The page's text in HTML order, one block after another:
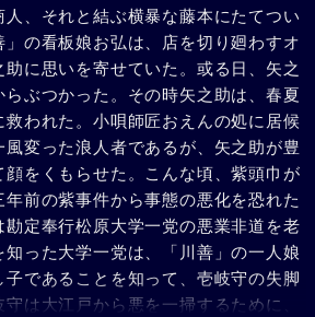
、それと結ぶ横暴な藤本にたてつい
の看板娘お弘は、店を切り廻わすオ
に思いを寄せていた。或る日、矢之
ぶつかった。その時矢之助は、春夏
われた。小唄師匠おえんの処に居候
風変った浪人者であるが、矢之助が豊
をくもらせた。こんな頃、紫頭巾が
前の紫事件から事態の悪化を恐れた
勘定奉行松原大学一党の悪業非道を老
った大学一党は、「川善」の一人娘
であることを知って、壱岐守の失脚
は大江戸から悪を一掃するために、